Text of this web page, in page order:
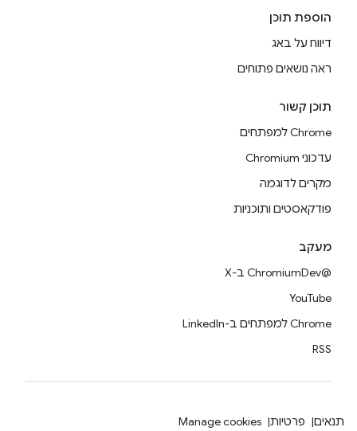
הוספת תוכן
דיווח על באג
ראה נושאים פתוחים
תוכן קשור
Chrome למפתחים
עדכוני Chromium
מקרים לדוגמה
פודקאסטים ותוכניות
מעקב
@ChromiumDev ב-X
YouTube
Chrome למפתחים ב-LinkedIn
RSS
תנאים פרטיות Manage cookies